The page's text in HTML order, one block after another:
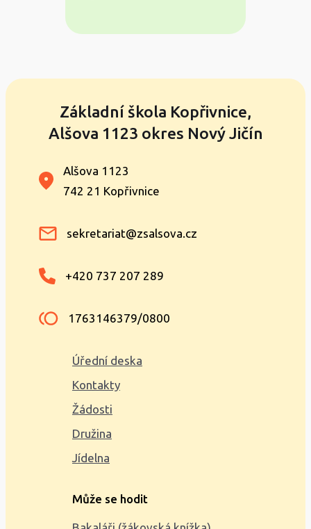
Základní škola Kopřivnice,
Alšova 1123 okres Nový Jičín
Alšova 1123
742 21 Kopřivnice
sekretariat@zsalsova.cz
+420 737 207 289
1763146379/0800
Úřední deska
Kontakty
Žádosti
Družina
Jídelna
Může se hodit